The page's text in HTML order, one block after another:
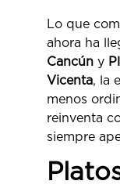
Lo que
ahora ha
Cancún y
Vicenta, la
menos
reinventa
siempre